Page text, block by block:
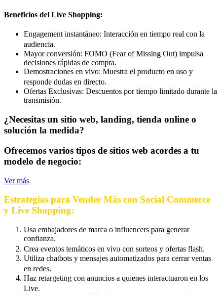
Beneficios del Live Shopping:
Engagement instantáneo: Interacción en tiempo real con la
audiencia.
Mayor conversión: FOMO (Fear of Missing Out) impulsa
decisiones rápidas de compra.
Demostraciones en vivo: Muestra el producto en uso y
responde dudas en directo.
Ofertas Exclusivas: Descuentos por tiempo limitado durante la
transmisión.
¿Necesitas un sitio web, landing, tienda online o
solución la medida?
Ofrecemos varios tipos de sitios web acordes a tu
modelo de negocio:
Ver más
Estrategias para Vender Más con Social Commerce
y Live Shopping:
Usa embajadores de marca o influencers para generar
confianza.
Crea eventos temáticos en vivo con sorteos y ofertas flash.
Utiliza chatbots y mensajes automatizados para cerrar ventas
en redes.
Haz retargeting con anuncios a quienes interactuaron en los
Live.